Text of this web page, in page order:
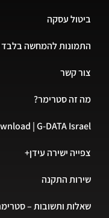
עסקה
להמחשה בלבד ט.ל.ח
קשר
זה סטרימר?
Download | G-DATA
ישירה עידן+
התקנה
ותשובות – סטרימרים